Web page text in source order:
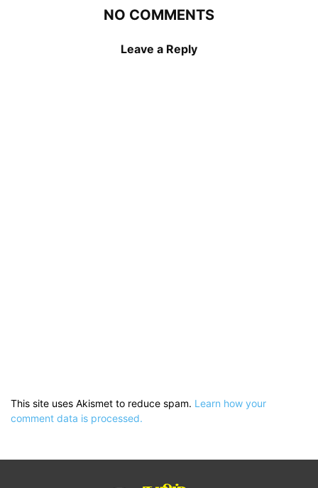
NO COMMENTS
Leave a Reply
This site uses Akismet to reduce spam. Learn how your
comment data is processed.